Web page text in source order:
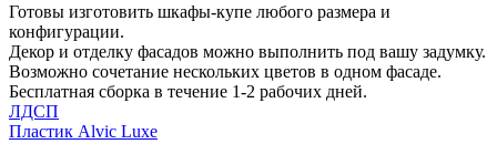
Готовы изготовить шкафы-купе любого размера и
конфигурации.
Декор и отделку фасадов можно выполнить под вашу задумку.
Возможно сочетание нескольких цветов в одном фасаде.
Бесплатная сборка в течение 1-2 рабочих дней.
ЛДСП
Пластик Alvic Luxe